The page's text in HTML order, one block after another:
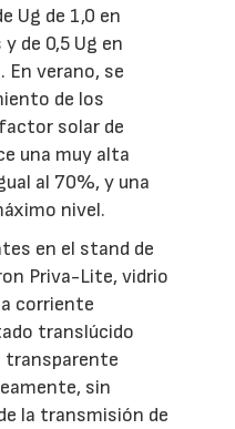
Ug de 1,0 en
de 0,5 Ug en
verano, se
de los
solar de
una muy alta
al 70%, y una
nivel.
en el stand de
Priva-Lite, vidrio
corriente
translúcido
transparente
sin
la transmisión de